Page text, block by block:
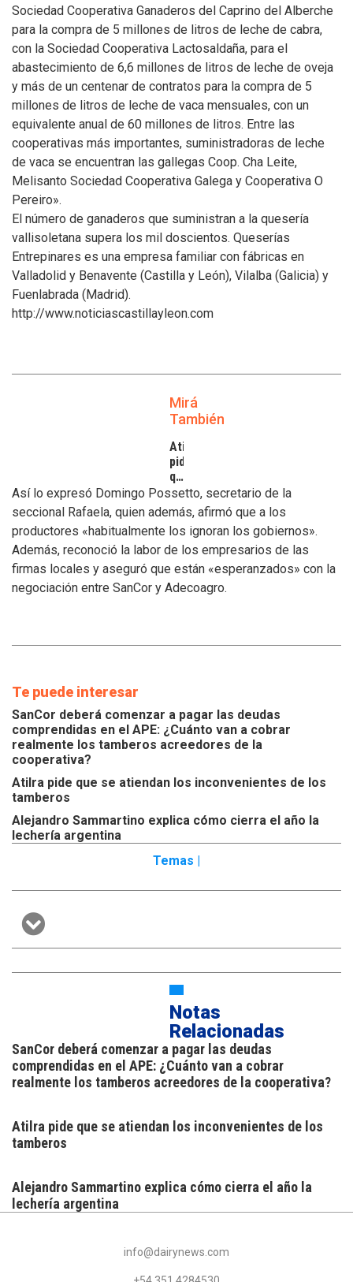
Sociedad Cooperativa Ganaderos del Caprino del Alberche
para la compra de 5 millones de litros de leche de cabra,
con la Sociedad Cooperativa Lactosaldaña, para el
abastecimiento de 6,6 millones de litros de leche de oveja
y más de un centenar de contratos para la compra de 5
millones de litros de leche de vaca mensuales, con un
equivalente anual de 60 millones de litros. Entre las
cooperativas más importantes, suministradoras de leche
de vaca se encuentran las gallegas Coop. Cha Leite,
Melisanto Sociedad Cooperativa Galega y Cooperativa O
Pereiro».
El número de ganaderos que suministran a la quesería
vallisoletana supera los mil doscientos. Queserías
Entrepinares es una empresa familiar con fábricas en
Valladolid y Benavente (Castilla y León), Vilalba (Galicia) y
Fuenlabrada (Madrid).
http://www.noticiascastillayleon.com
Mirá
También
Atilra
pide
que
se
atiendan
inconvenientes
de
los
tamberos
Así lo expresó Domingo Possetto, secretario de la
seccional Rafaela, quien además, afirmó que a los
productores «habitualmente los ignoran los gobiernos».
Además, reconoció la labor de los empresarios de las
firmas locales y aseguró que están «esperanzados» con la
negociación entre SanCor y Adecoagro.
Te puede interesar
SanCor deberá comenzar a pagar las deudas
comprendidas en el APE: ¿Cuánto van a cobrar
realmente los tamberos acreedores de la
cooperativa?
Atilra pide que se atiendan los inconvenientes de los
tamberos
Alejandro Sammartino explica cómo cierra el año la
lechería argentina
Temas |
Notas
Relacionadas
SanCor deberá comenzar a pagar las deudas
comprendidas en el APE: ¿Cuánto van a cobrar
realmente los tamberos acreedores de la cooperativa?
Atilra pide que se atiendan los inconvenientes de los
tamberos
Alejandro Sammartino explica cómo cierra el año la
lechería argentina
info@dairynews.com